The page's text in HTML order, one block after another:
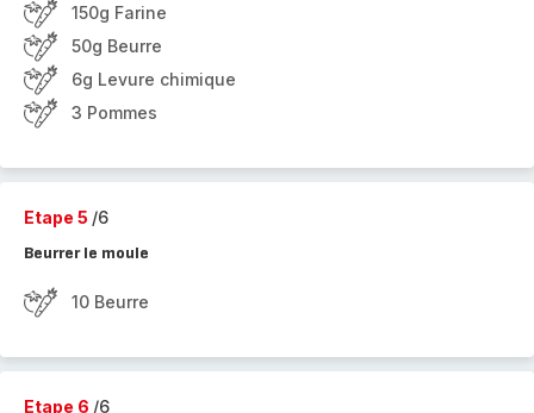
150g Farine
50g Beurre
6g Levure chimique
3 Pommes
Etape 5 /6
Beurrer le moule
10 Beurre
Etape 6 /6